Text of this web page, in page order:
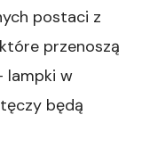
postaci z
przenoszą
lampki w
będą